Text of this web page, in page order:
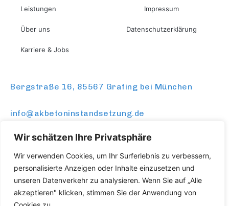
Wir schätzen Ihre Privatsphäre
Wir verwenden Cookies, um Ihr Surferlebnis zu verbessern,
personalisierte Anzeigen oder Inhalte einzusetzen und
unseren Datenverkehr zu analysieren. Wenn Sie auf „Alle
akzeptieren" klicken, stimmen Sie der Anwendung von
Leistungen
Über uns
Karriere & Jobs
Impressum
Datenschutzerklärung
Bergstraße 16, 85567 Grafing bei München
info@akbetoninstandsetzung.de